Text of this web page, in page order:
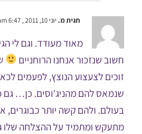
חגית מ. יוני 10, 2011 , 6:47 am
מאוד מעודד. וגם לי
חשוב שנזכור אנחנו הרוחניים
זוכים לצעצוע הנוצץ, לפעמים
שנמאס להם מהניג'וסים. כן… גם
בעולם. ולהם קשה יותר
מתעקש ומתמיד על ההצלחה שלו